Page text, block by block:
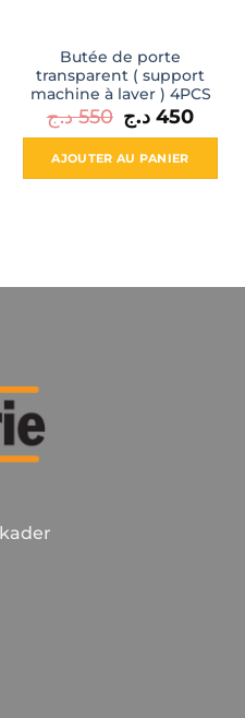
Butée de porte
transparent ( support
machine à laver ) 4PCS
550 د.ج
Le
prix
initial
était :
450 د.ج
Le
actuel
AJOUTER AU PANIER